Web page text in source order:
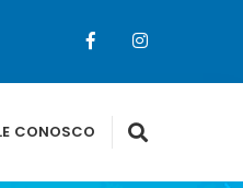
CONOSCO